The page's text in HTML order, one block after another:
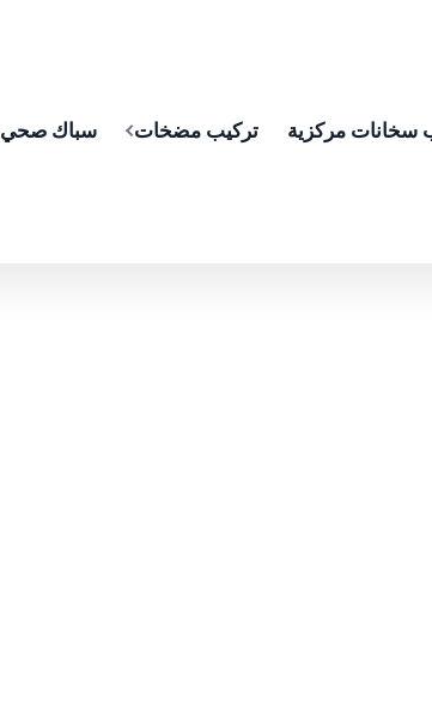
سخانات مركزية تركيب مضخات سباك صحي